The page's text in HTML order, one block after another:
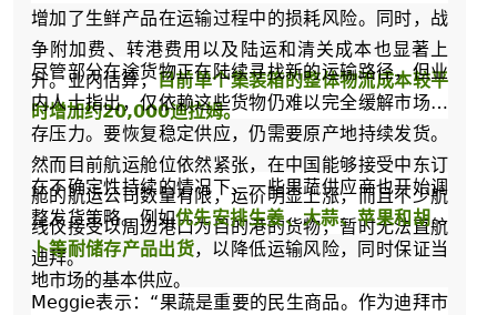
增加了生鲜产品在运输过程中的损耗风险。同时，战
争附加费、转港费用以及陆运和清关成本也显著上
升。业内估算，目前单个集装箱的整体物流成本较平
时增加约20,000迪拉姆。
尽管部分在途货物正在陆续寻找新的运输路径，但业
内人士指出，仅依赖这些货物仍难以完全缓解市场库
存压力。要恢复稳定供应，仍需要原产地持续发货。
然而目前航运舱位依然紧张，在中国能够接受中东订
舱的航运公司数量有限，运价明显上涨，而且不少航
线仅接受以周边港口为目的港的货物，暂时无法直航
迪拜。
在不确定性持续的情况下，一些果蔬供应商也开始调
整发货策略。例如优先安排生姜、大蒜、苹果和胡萝
卜等耐储存产品出货，以降低运输风险，同时保证当
地市场的基本供应。
Meggie表示：“果蔬是重要的民生商品。作为迪拜市